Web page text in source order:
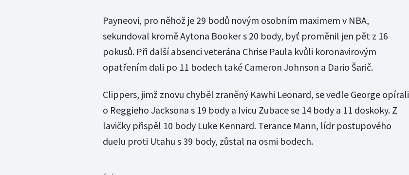
Payneovi, pro něhož je 29 bodů novým osobním maximem v NBA,
sekundoval kromě Aytona Booker s 20 body, byť proměnil jen pět z 16
pokusů. Při další absenci veterána Chrise Paula kvůli koronavirovým
opatřením dali po 11 bodech také Cameron Johnson a Dario Šarič.
Clippers, jimž znovu chyběl zraněný Kawhi Leonard, se vedle George opírali
o Reggieho Jacksona s 19 body a Ivicu Zubace se 14 body a 11 doskoky. Z
lavičky přispěl 10 body Luke Kennard. Terance Mann, lídr postupového
duelu proti Utahu s 39 body, zůstal na osmi bodech.